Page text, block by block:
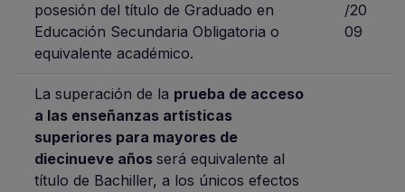
posesión del título de Graduado en
Educación Secundaria Obligatoria o
equivalente académico.
/20
09
La superación de la prueba de acceso
a las enseñanzas artísticas
superiores para mayores de
diecinueve años será equivalente al
título de Bachiller, a los únicos efectos